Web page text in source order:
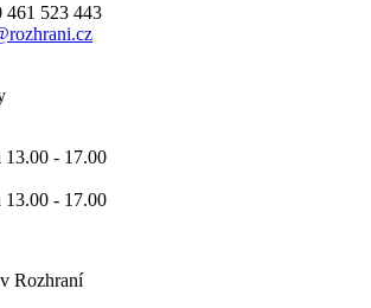
461 523 443
13.00 - 17.00
13.00 - 17.00
Rozhraní